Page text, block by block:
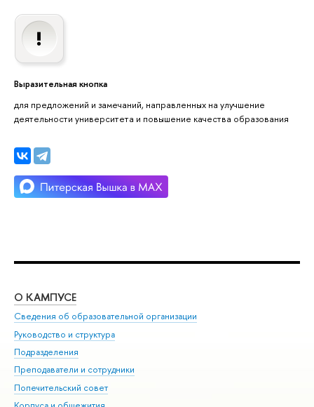
Выразительная кнопка
для предложений и замечаний, направленных на улучшение
деятельности университета и повышение качества образования
О КАМПУСЕ
Сведения об образовательной организации
Руководство и структура
Подразделения
Преподаватели и сотрудники
Попечительский совет